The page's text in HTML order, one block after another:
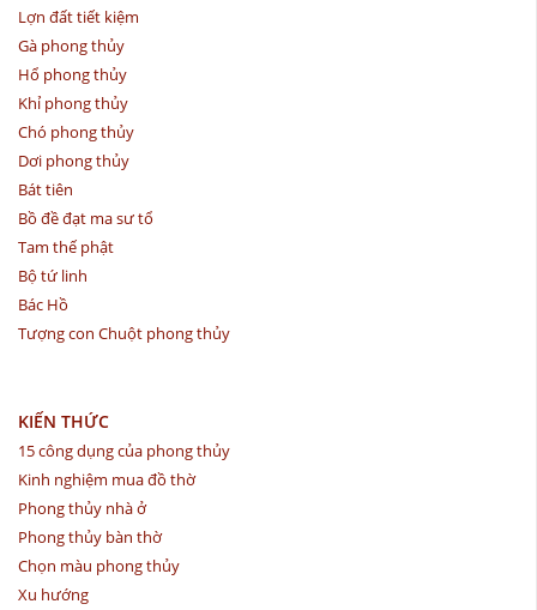
Lợn đất tiết kiệm
Gà phong thủy
Hổ phong thủy
Khỉ phong thủy
Chó phong thủy
Dơi phong thủy
Bát tiên
Bồ đề đạt ma sư tổ
Tam thế phật
Bộ tứ linh
Bác Hồ
Tượng con Chuột phong thủy
KIẾN THỨC
15 công dụng của phong thủy
Kinh nghiệm mua đồ thờ
Phong thủy nhà ở
Phong thủy bàn thờ
Chọn màu phong thủy
Xu hướng